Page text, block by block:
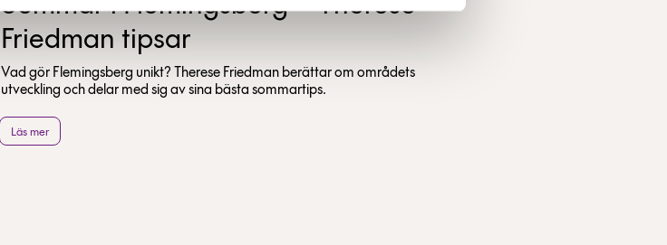
Sommar i Flemingsberg – Therese
Friedman tipsar
Vad gör Flemingsberg unikt? Therese Friedman berättar om områdets
utveckling och delar med sig av sina bästa sommartips.
Läs mer